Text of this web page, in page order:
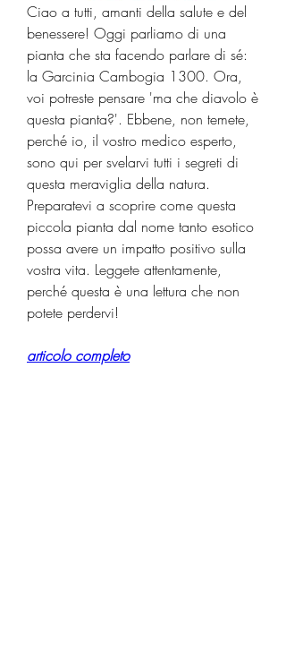
Ciao a tutti, amanti della salute e del
benessere! Oggi parliamo di una
pianta che sta facendo parlare di sé:
la Garcinia Cambogia 1300. Ora,
voi potreste pensare 'ma che diavolo è
questa pianta?'. Ebbene, non temete,
perché io, il vostro medico esperto,
sono qui per svelarvi tutti i segreti di
questa meraviglia della natura.
Preparatevi a scoprire come questa
piccola pianta dal nome tanto esotico
possa avere un impatto positivo sulla
vostra vita. Leggete attentamente,
perché questa è una lettura che non
potete perdervi!
articolo completo